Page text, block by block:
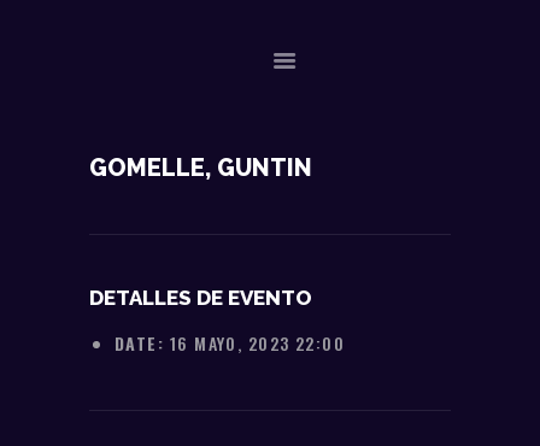
NOSOTROS
ACTUACIONES
GOMELLE, GUNTIN
DETALLES DE EVENTO
DATE: 16 MAYO, 2023 22:00